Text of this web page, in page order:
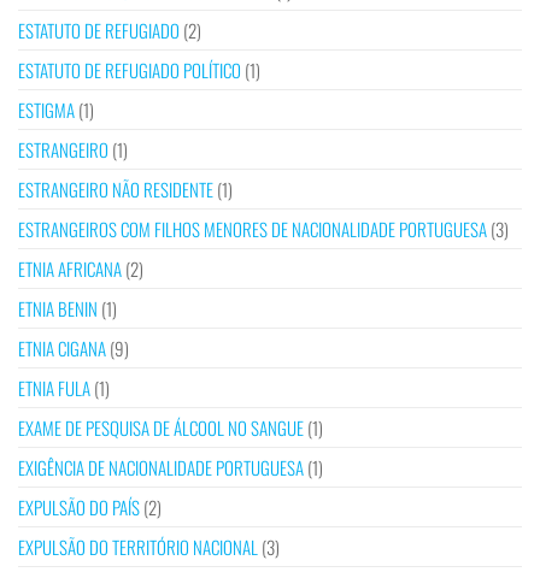
ESTATUTO DE REFUGIADO (2)
ESTATUTO DE REFUGIADO POLÍTICO (1)
ESTIGMA(1)
ESTRANGEIRO (1)
ESTRANGEIRO NÃO RESIDENTE(1)
ESTRANGEIROS COM FILHOS MENORES DE NACIONALIDADE PORTUGUESA(3)
ETNIA AFRICANA(2)
ETNIA BENIN (1)
ETNIA CIGANA(9)
ETNIA FULA(1)
EXAME DE PESQUISA DE ÁLCOOL NO SANGUE(1)
EXIGÊNCIA DE NACIONALIDADE PORTUGUESA(1)
EXPULSÃO DO PAÍS(2)
EXPULSÃO DO TERRITÓRIO NACIONAL (3)